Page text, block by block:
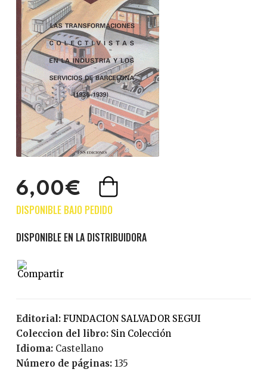
6,00€
Editorial:
FUNDACION SALVADOR SEGUI
Coleccion del libro:
Sin Colección
Idioma:
Castellano
Número de páginas: 135